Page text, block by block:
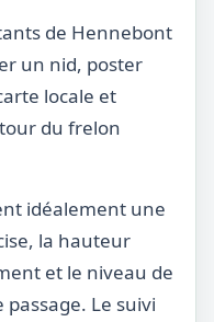
de Hennebont
un nid, poster
locale et
du frelon
idéalement une
la hauteur
et le niveau de
Le suivi